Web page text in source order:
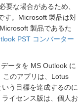
な場合があるため、
す。Microsoft 製品は対
製品であるた
PST コンバーター
ータを MS Outlook に
このアプリは、Lotus
う目標を達成するのに
イセンス版は、個人お